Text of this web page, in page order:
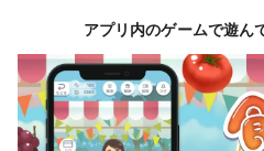
アプリ内のゲームで遊ん